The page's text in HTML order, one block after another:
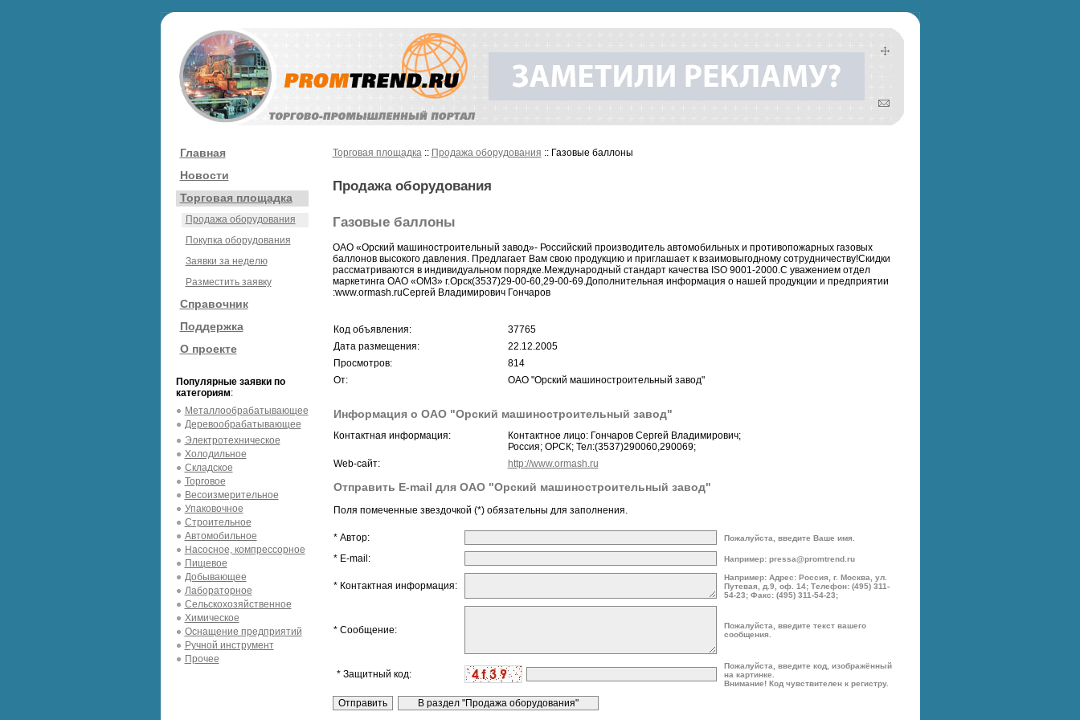
Главная
Новости
Торговая площадка
Продажа оборудования
Покупка оборудования
Заявки за неделю
Разместить заявку
Справочник
Поддержка
О проекте
Популярные заявки по
категориям:
Металлообрабатывающее
Деревообрабатывающее
Электротехническое
Холодильное
Складское
Торговое
Весоизмерительное
Упаковочное
Строительное
Автомобильное
Насосное, компрессорное
Пищевое
Добывающее
Лабораторное
Сельскохозяйственное
Химическое
Оснащение предприятий
Ручной инструмент
Прочее
Торговая площадка:: Продажа оборудования :: Газовые баллоны
Продажа оборудования
Газовые баллоны
ОАО «Орский машиностроительный завод»- Российский производитель автомобильных и противопожарных газовых
баллонов высокого давления. Предлагает Вам свою продукцию и приглашает к взаимовыгодному сотрудничеству!Скидки
рассматриваются в индивидуальном порядке.Международный стандарт качества ISO 9001-2000.С уважением отдел
маркетинга ОАО «ОМЗ» г.Орск(3537)29-00-60,29-00-69.Дополнительная информация о нашей продукции и предприятии
:www.ormash.ruСергей Владимирович Гончаров
Код объявления:
37765
Дата размещения:
22.12.2005
Просмотров:
814
От:
ОАО "Орский машиностроительный завод"
Информация о ОАО "Орский машиностроительный завод"
Контактная информация:
Контактное лицо: Гончаров Сергей Владимирович;
Россия; ОРСК; Тел:(3537)290060,290069;
Web-сайт:
http://www.ormash.ru
Отправить E-mail для ОАО "Орский машиностроительный завод"
Поля помеченные звездочкой (*) обязательны для заполнения.
* Автор: Пожалуйста, введите Ваше имя.
* E-mail: Например: pressa@promtrend.ru
* Контактная информация:
Например: Адрес: Россия, г. Москва, ул.
Путевая, д.9, оф. 14; Телефон: (495) 311-
54-23; Факс: (495) 311-54-23;
* Сообщение:
Пожалуйста, введите текст вашего
сообщения.
* Защитный код:
Пожалуйста, введите код, изображённый
на картинке.
Внимание! Код чувствителен к регистру.